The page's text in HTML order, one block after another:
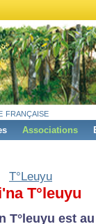
française
Associations
T°Leuyu
T°leuyu
T°leuyu est